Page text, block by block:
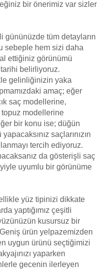
bir önerimiz var sizler
gününüzde tüm detayların
sebeple hem sizi daha
ettiğiniz görünümü
belirliyoruz.
gelinliğinizin yaka
amaç; eğer
saç modellerine,
topuz modellerine
bir konu ise; düğün
saçlarınızın
tercih ediyoruz.
da gösterişli saç
uyumlu bir görünüme
yüz tipinizi dikkate
yaptığımız çeşitli
kusursuz bir
ürün yelpazemizden
uygun ürünü seçtiğimizi
yaparken
gecenin ilerleyen